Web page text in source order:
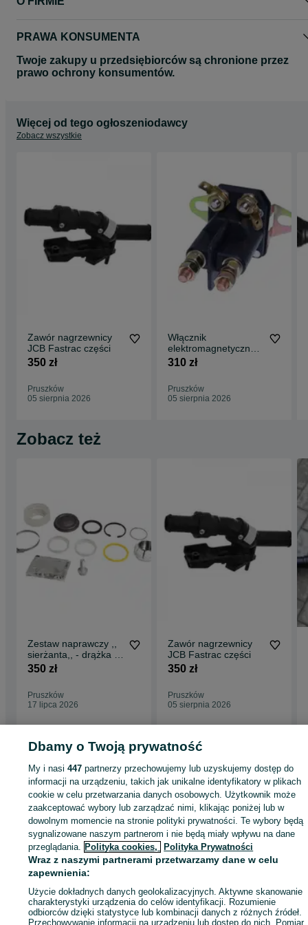
PRAWA KONSUMENTA
Twoje zakupy u przedsiębiorców są chronione przez
prawo ochrony konsumentów.
Więcej od tego ogłoszeniodawcy
Zobacz wszystkie
Zawór nagrzewnicy
JCB Fastrac części
350 zł
Pruszków
05 sierpnia 2026
Włącznik
elektromagnetyczny -
przekaźnik JCB
Fastrac 250,- netto
310 zł
Pruszków
05 sierpnia 2026
Zobacz też
Zestaw naprawczy ,,
sierżanta,, - drążka V
JCB Fastrac
350 zł
Pruszków
17 lipca 2026
Zawór nagrzewnicy
JCB Fastrac części
350 zł
Pruszków
05 sierpnia 2026
Strona główna Rolnictwo Części do maszyn rolniczych
Części do maszyn
rolniczych - Mazowieckie
Części do maszyn rolniczych - Pruszków
KATEGORIA
ID:1043313216 Wyświetlenia:
Zadzwoń / SMS Wyślij wiadomość
Dbamy o Twoją prywatność
My i nasi447 partnerzy przechowujemy lub uzyskujemy dostęp do
informacji na urządzeniu, takich jak unikalne identyfikatory w plikach
cookie w celu przetwarzania danych osobowych. Użytkownik może
zaakceptować wybory lub zarządzać nimi, klikając poniżej lub w
dowolnym momencie na stronie polityki prywatności. Te wybory będą
sygnalizowane naszym partnerom i nie będą miały wpływu na dane
przeglądania. Polityka cookies, Polityka Prywatności
Wraz z naszymi partnerami przetwarzamy dane w celu
zapewnienia:
Użycie dokładnych danych geolokalizacyjnych. Aktywne skanowanie
charakterystyki urządzenia do celów identyfikacji. Rozumienie
odbiorców dzięki statystyce lub kombinacji danych z różnych źródeł.
Przechowywanie informacji na urządzeniu lub dostęp do nich. Pomiar